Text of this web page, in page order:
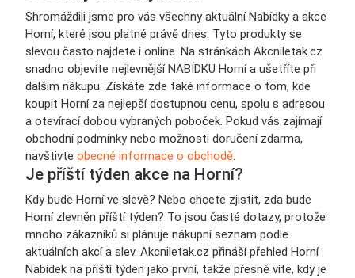
Shromáždili jsme pro vás všechny aktuální Nabídky a akce
Horní, které jsou platné právě dnes. Tyto produkty se
slevou často najdete i online. Na stránkách Akcniletak.cz
snadno objevíte nejlevnější NABÍDKU Horní a ušetříte při
dalším nákupu. Získáte zde také informace o tom, kde
koupit Horní za nejlepší dostupnou cenu, spolu s adresou
a otevírací dobou vybraných poboček. Pokud vás zajímají
obchodní podmínky nebo možnosti doručení zdarma,
navštivte obecné informace o obchodě
Je příští týden akce na Horní?
Kdy bude Horní ve slevě? Nebo chcete zjistit, zda bude
Horní zlevněn příští týden? To jsou časté dotazy, protože
mnoho zákazníků si plánuje nákupní seznam podle
aktuálních akcí a slev. Akcniletak.cz přináší přehled Horní
Nabídek na příští týden jako první, takže přesně víte, kdy je